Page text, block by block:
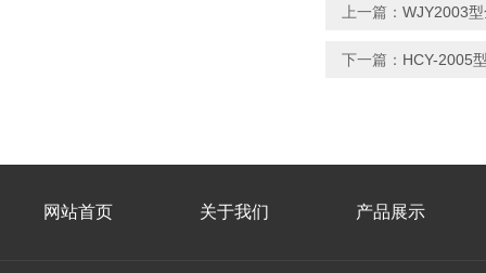
上一篇： WJY2003
下一篇： HCY-2005
网站首页 关于我们 产品展示